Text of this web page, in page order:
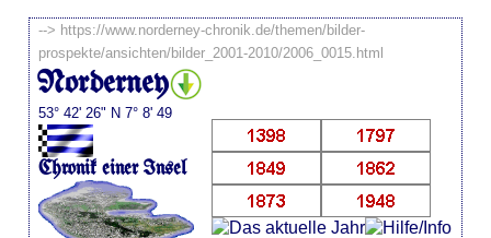
--> https://www.norderney-chronik.de/themen/bilder-
prospekte/ansichten/bilder_2001-2010/2006_0015.html
Norderney
53° 42' 26" N 7° 8' 49
Chronik einer Insel